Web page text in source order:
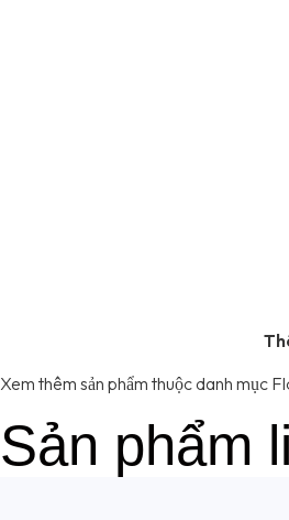
Xem thêm sản phẩm thuộc danh mục
Sản phẩm